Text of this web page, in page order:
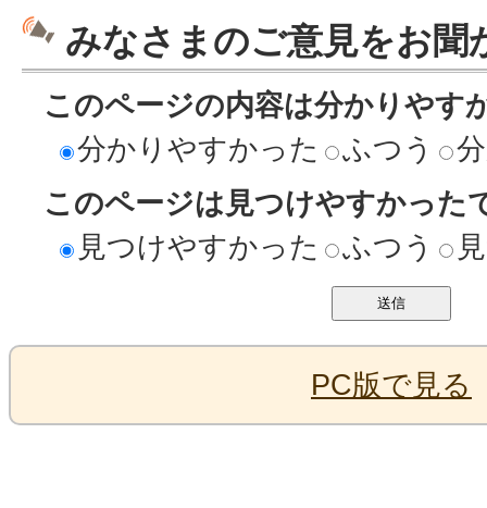
みなさまのご意見をお聞
このページの内容は分かりやす
分かりやすかった
ふつう
このページは見つけやすかった
見つけやすかった
ふつう
PC版で見る